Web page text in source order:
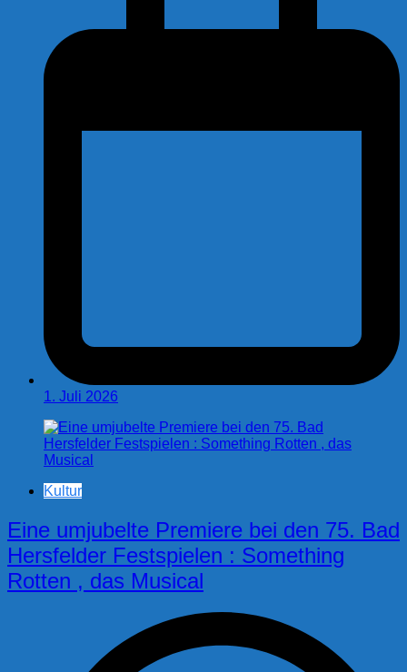
1. Juli 2026
Kultur
Eine umjubelte Premiere bei den 75. Bad
Hersfelder Festspielen : Something
Rotten , das Musical